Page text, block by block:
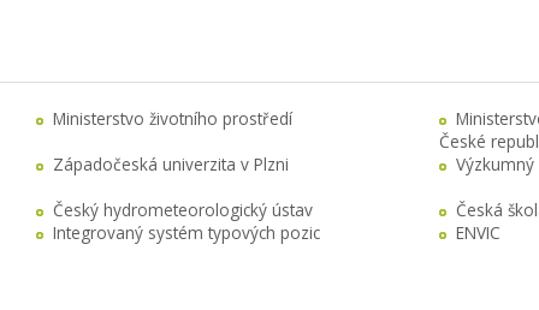
Ministerstvo životního prostředí
České
Západočeská univerzita v Plzni
Český hydrometeorologický ústav
Česká
Integrovaný systém typových pozic
ENVIC